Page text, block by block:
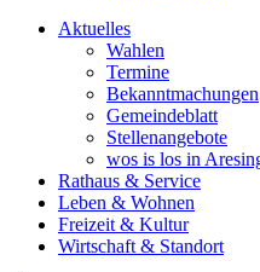
Aktuelles
Wahlen
Termine
Bekanntmachungen
Gemeindeblatt
Stellenangebote
wos is los in
Rathaus & Service
Leben & Wohnen
Freizeit & Kultur
Wirtschaft & Standort